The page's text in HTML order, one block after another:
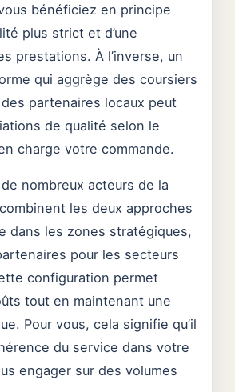
bénéficiez en principe
plus strict et d’une
prestations. À l’inverse, un
qui aggrège des coursiers
partenaires locaux peut
de qualité selon le
charge votre commande.
nombreux acteurs de la
les deux approches
dans les zones stratégiques,
pour les secteurs
configuration permet
tout en maintenant une
Pour vous, cela signifie qu’il
du service dans votre
engager sur des volumes